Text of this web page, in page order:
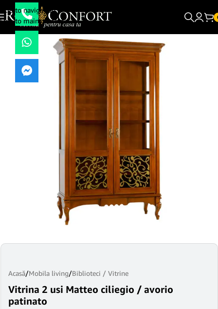
Skip to navigation
Skip to main content
Acasă/Mobila living/Biblioteci / Vitrine
Vitrina 2 usi Matteo ciliegio / avorio
patinato